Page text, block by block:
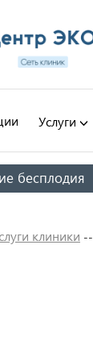
Услуги
бесплодия
клиники --